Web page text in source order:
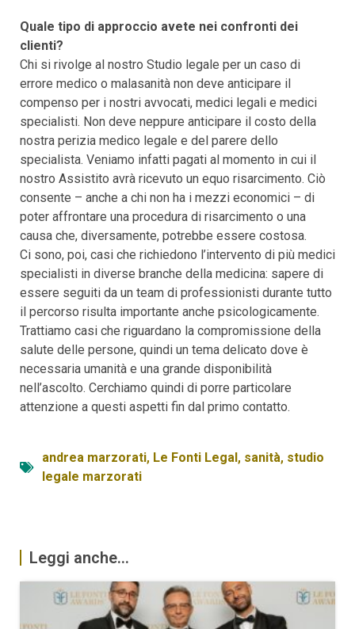
Quale tipo di approccio avete nei confronti dei
clienti?
Chi si rivolge al nostro Studio legale per un caso di
errore medico o malasanità non deve anticipare il
compenso per i nostri avvocati, medici legali e medici
specialisti. Non deve neppure anticipare il costo della
nostra perizia medico legale e del parere dello
specialista. Veniamo infatti pagati al momento in cui il
nostro Assistito avrà ricevuto un equo risarcimento. Ciò
consente – anche a chi non ha i mezzi economici – di
poter affrontare una procedura di risarcimento o una
causa che, diversamente, potrebbe essere costosa.
Ci sono, poi, casi che richiedono l’intervento di più medici
specialisti in diverse branche della medicina: sapere di
essere seguiti da un team di professionisti durante tutto
il percorso risulta importante anche psicologicamente.
Trattiamo casi che riguardano la compromissione della
salute delle persone, quindi un tema delicato dove è
necessaria umanità e una grande disponibilità
nell’ascolto. Cerchiamo quindi di porre particolare
attenzione a questi aspetti fin dal primo contatto.
andrea marzorati, Le Fonti Legal, sanità, studio
legale marzorati
Leggi anche...